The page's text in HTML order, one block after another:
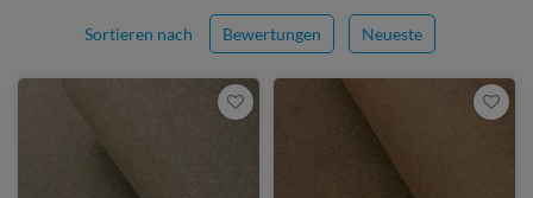
Sortieren nach Bewertungen Neueste